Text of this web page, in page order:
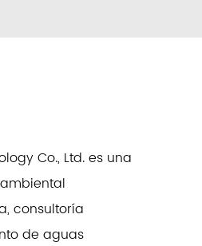
Co., Ltd. es una
consultoría
de aguas